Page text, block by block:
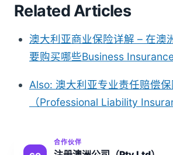
Related Articles
澳大利亚商业保险详解 – 在澳
要购买哪些Business Insurance
Also: 澳大利亚专业责任赔偿
（Professional Liability
合作伙伴